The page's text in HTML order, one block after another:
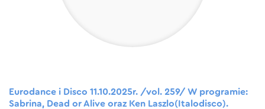
Eurodance i Disco 11.10.2025r. /vol. 259/ W programie:
Sabrina, Dead or Alive oraz Ken Laszlo(Italodisco).